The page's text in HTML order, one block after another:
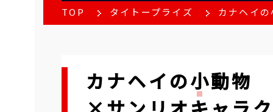
TOP タイトープライズ カナヘイ
カナヘイの小動物